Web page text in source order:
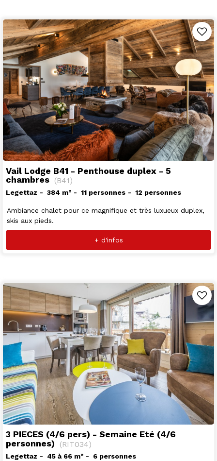
Vail Lodge B41 - Penthouse duplex - 5
chambres (B41)
Legettaz 384 m² 11 personnes 12 personnes
Ambiance chalet pour ce magnifique et très luxueux duplex,
skis aux pieds.
+ d'infos
3 PIECES (4/6 pers) - Semaine Eté (4/6
personnes)
(RIT034)
Legettaz 45 à 66 m²
6 personnes